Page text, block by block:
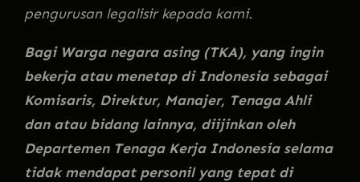
pengurusan legalisir kepada kami.
Bagi Warga negara asing (TKA), yang ingin
bekerja atau menetap di Indonesia sebagai
Komisaris, Direktur, Manajer, Tenaga Ahli
dan atau bidang lainnya, diijinkan oleh
Departemen Tenaga Kerja Indonesia selama
tidak mendapat personil yang tepat di